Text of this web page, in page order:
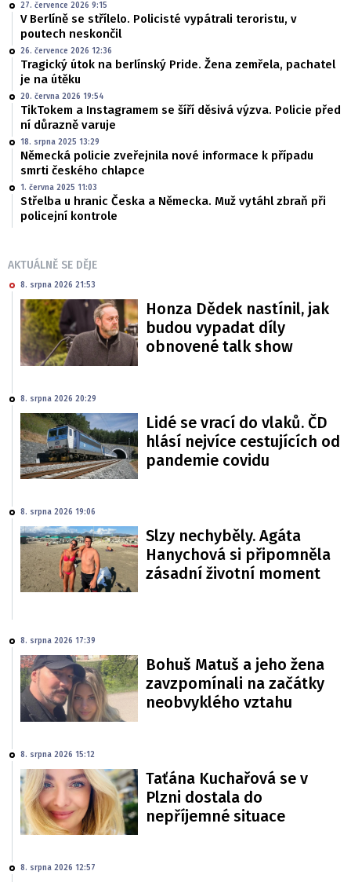
27. července 2026 9:15
V Berlíně se střílelo. Policisté vypátrali teroristu, v
poutech neskončil
26. července 2026 12:36
Tragický útok na berlínský Pride. Žena zemřela, pachatel
je na útěku
20. června 2026 19:54
TikTokem a Instagramem se šíří děsivá výzva. Policie před
ní důrazně varuje
18. srpna 2025 13:29
Německá policie zveřejnila nové informace k případu
smrti českého chlapce
1. června 2025 11:03
Střelba u hranic Česka a Německa. Muž vytáhl zbraň při
policejní kontrole
AKTUÁLNĚ SE DĚJE
8. srpna 2026 21:53
Honza Dědek nastínil, jak
budou vypadat díly
obnovené talk show
8. srpna 2026 20:29
Lidé se vrací do vlaků. ČD
hlásí nejvíce cestujících od
pandemie covidu
8. srpna 2026 19:06
Slzy nechyběly. Agáta
Hanychová si připomněla
zásadní životní moment
8. srpna 2026 17:39
Bohuš Matuš a jeho žena
zavzpomínali na začátky
neobvyklého vztahu
8. srpna 2026 15:12
Taťána Kuchařová se v
Plzni dostala do
nepříjemné situace
8. srpna 2026 12:57